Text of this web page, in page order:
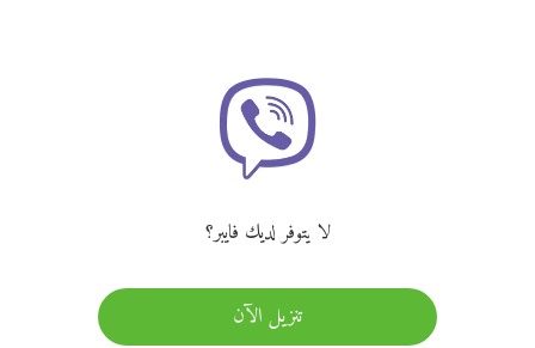
لا يتوفر لديك فايبر؟
تنزيل الآن